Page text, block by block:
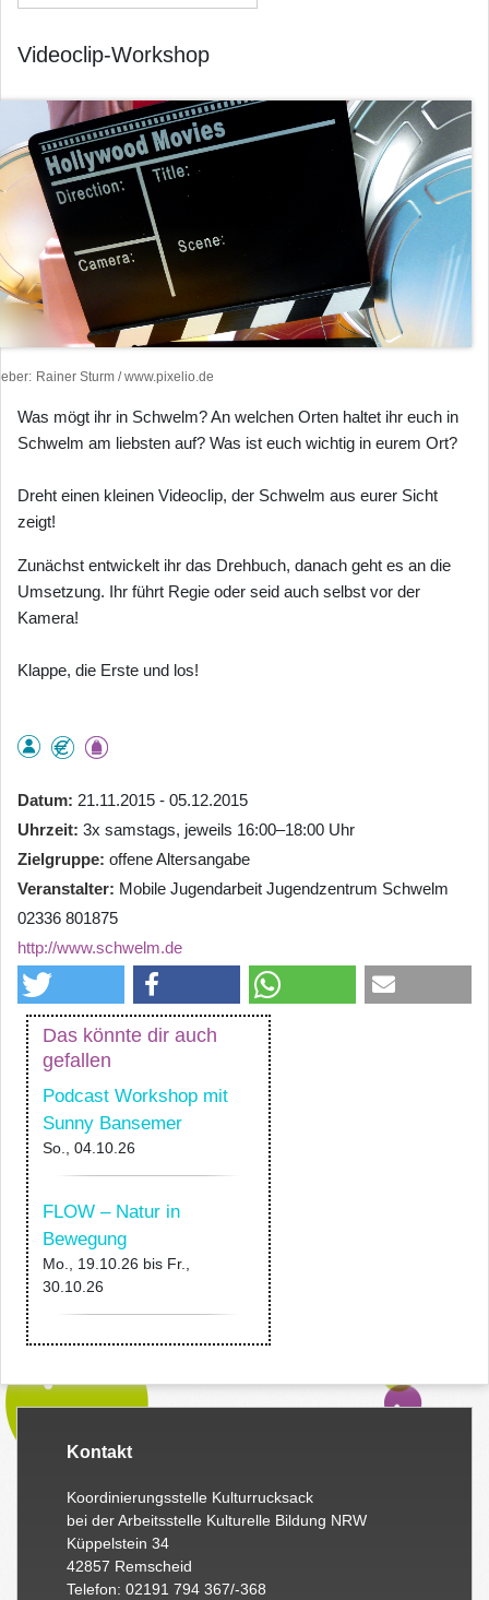
Videoclip-Workshop
Rainer Sturm / www.pixelio.de
Was mögt ihr in Schwelm? An welchen Orten haltet ihr euch in
Schwelm am liebsten auf? Was ist euch wichtig in eurem Ort?
Dreht einen kleinen Videoclip, der Schwelm aus eurer Sicht
zeigt!
Zunächst entwickelt ihr das Drehbuch, danach geht es an die
Umsetzung. Ihr führt Regie oder seid auch selbst vor der
Kamera!
Klappe, die Erste und los!
Datum 21.11.2015 - 05.12.2015
Uhrzeit 3x samstags, jeweils 16:00–18:00 Uhr
Zielgruppe offene Altersangabe
Veranstalter Mobile Jugendarbeit Jugendzentrum Schwelm
02336 801875
http://www.schwelm.de
Das könnte dir auch
gefallen
Podcast Workshop mit
Sunny Bansemer
So., 04.10.26
FLOW – Natur in
Bewegung
Mo., 19.10.26 bis Fr.,
30.10.26
Kontakt
Koordinierungsstelle Kulturrucksack
bei der Arbeitsstelle Kulturelle Bildung NRW
Küppelstein 34
42857 Remscheid
Telefon: 02191 794 367/-368